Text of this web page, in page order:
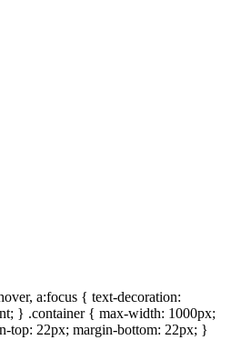
a:focus { text-decoration:
} .container { max-width: 1000px;
top: 22px; margin-bottom: 22px; }